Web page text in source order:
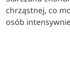
chrząstnej, co
osób